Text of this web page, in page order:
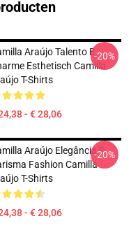
Araújo Talento E
Esthetisch Camilla
T-Shirts
- € 28,06
-20%
Araújo Elegância E
Fashion Camilla
T-Shirts
- € 28,06
-20%